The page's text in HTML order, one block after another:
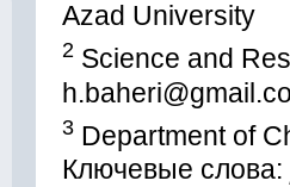
Azad University
2 Science and
3 Department of
Ключевые слова: